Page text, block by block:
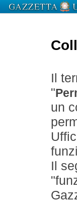
Il
"
un
Il